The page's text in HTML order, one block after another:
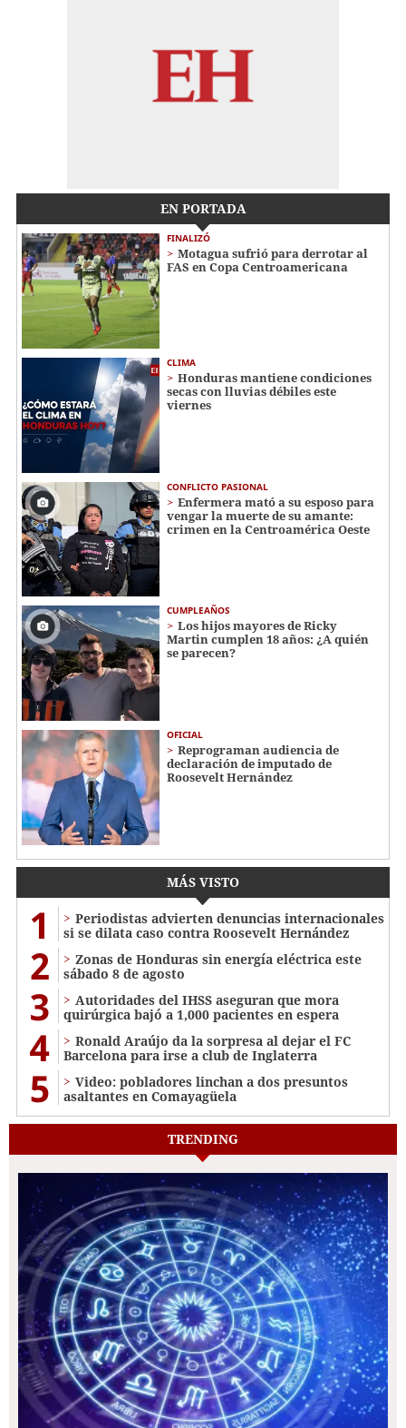
EN PORTADA
FINALIZÓ
Motagua sufrió para derrotar al
FAS en Copa Centroamericana
CLIMA
Honduras mantiene condiciones
secas con lluvias débiles este
viernes
CONFLICTO PASIONAL
Enfermera mató a su esposo para
vengar la muerte de su amante:
crimen en la Centroamérica Oeste
CUMPLEAÑOS
Los hijos mayores de Ricky
Martin cumplen 18 años: ¿A quién
se parecen?
OFICIAL
Reprograman audiencia de
declaración de imputado de
Roosevelt Hernández
MÁS VISTO
1
Periodistas advierten denuncias internacionales
si se dilata caso contra Roosevelt Hernández
2
Zonas de Honduras sin energía eléctrica este
sábado 8 de agosto
3
Autoridades del IHSS aseguran que mora
quirúrgica bajó a 1,000 pacientes en espera
4
Ronald Araújo da la sorpresa al dejar el FC
Barcelona para irse a club de Inglaterra
5
Video: pobladores linchan a dos presuntos
asaltantes en Comayagüela
TRENDING